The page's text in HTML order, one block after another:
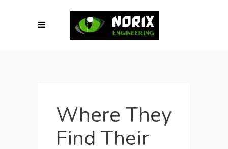
Where They
Find Their